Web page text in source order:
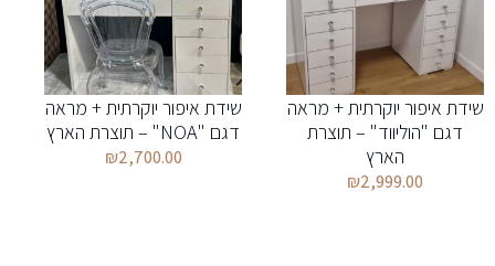
שידת איפור יוקרתית + מראה
דגם "הוליווד" – תוצרת
הארץ
₪2,999.00
שידת איפור יוקרתית + מראה
דגם "NOA" – תוצרת הארץ
₪2,700.00